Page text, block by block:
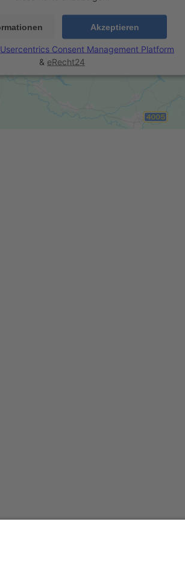
Akzeptieren
Usercentrics Consent Management Platform
& eRecht24